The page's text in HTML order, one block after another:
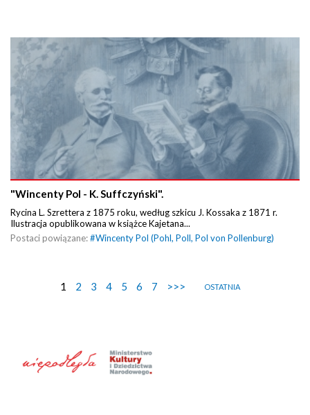
"Wincenty Pol - K. Suffczyński".
Rycina L. Szrettera z 1875 roku, według szkicu J. Kossaka z 1871 r.
Ilustracja opublikowana w książce Kajetana...
Postaci powiązane:#Wincenty Pol (Pohl, Poll, Pol von Pollenburg)
1 2 3 4 5 6 7 >>> OSTATNIA